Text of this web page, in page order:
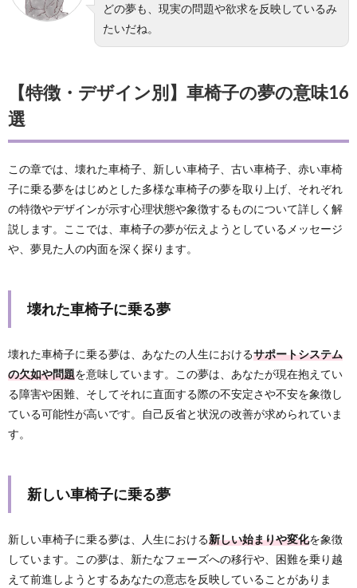
どの夢も、現実の問題や欲求を反映しているみ
たいだね。
【特徴・デザイン別】車椅子の夢の意味16
選
この章では、壊れた車椅子、新しい車椅子、古い車椅子、赤い車椅
子に乗る夢をはじめとした多様な車椅子の夢を取り上げ、それぞれ
の特徴やデザインが示す心理状態や象徴するものについて詳しく解
説します。ここでは、車椅子の夢が伝えようとしているメッセージ
や、夢見た人の内面を深く探ります。
壊れた車椅子に乗る夢
壊れた車椅子に乗る夢は、あなたの人生におけるサポートシステム
の欠如や問題を意味しています。この夢は、あなたが現在抱えてい
る障害や困難、そしてそれに直面する際の不安定さや不安を象徴し
ている可能性が高いです。自己反省と状況の改善が求められていま
す。
新しい車椅子に乗る夢
新しい車椅子に乗る夢は、人生における新しい始まりや変化を象徴
しています。この夢は、新たなフェーズへの移行や、困難を乗り越
えて前進しようとするあなたの意志を反映していることがありま